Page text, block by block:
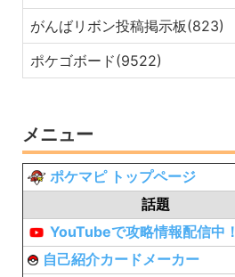
がんばリボン投稿掲示板(823)
ポケゴボード(9522)
メニュー
ポケマピ トップページ
話題
YouTubeで攻略情報配信中！
自己紹介カードメーカー